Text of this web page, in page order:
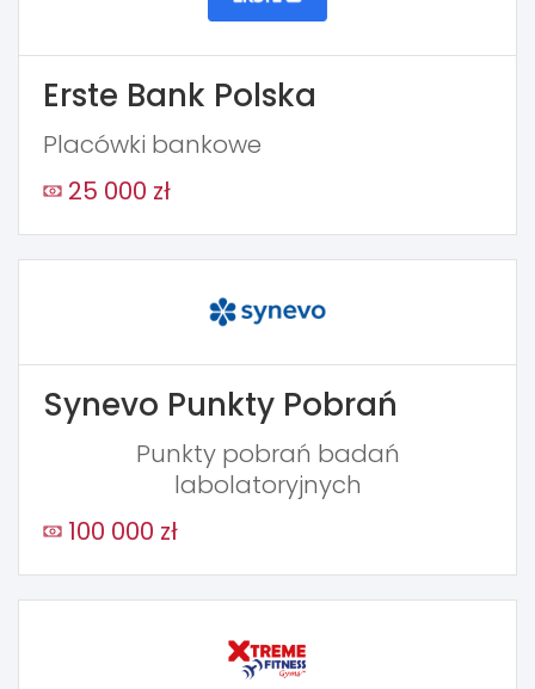
Erste Bank Polska
Placówki bankowe
25 000 zł
Synevo Punkty Pobrań
Punkty pobrań badań
labolatoryjnych
100 000 zł